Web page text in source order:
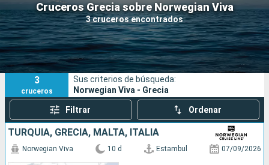
Cruceros Grecia sobre Norwegian Viva
3 cruceros encontrados
Fecha de salida
Buscar
3
cruceros
Sus criterios de búsqueda:
Norwegian Viva - Grecia
Filtrar Ordenar
TURQUÍA, GRECIA, MALTA, ITALIA
Norwegian Viva 10 d Estambul 07/09/2026